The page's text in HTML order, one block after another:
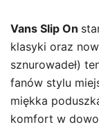
Vans Slip On
klasyki oraz
sznurowadeł)
fanów stylu
miękka
komfort w